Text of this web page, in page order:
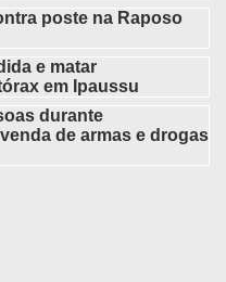
poste na Raposo
e matar
em Ipaussu
durante
de armas e drogas